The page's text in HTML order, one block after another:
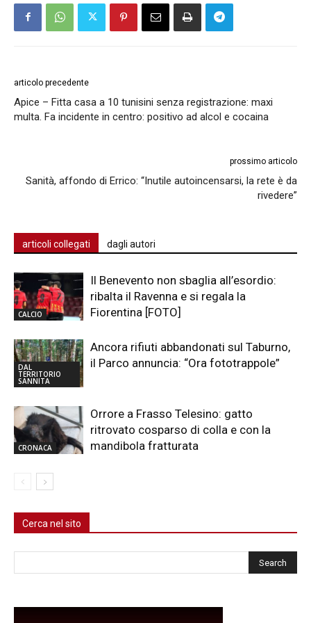
articolo precedente
Apice – Fitta casa a 10 tunisini senza registrazione: maxi
multa. Fa incidente in centro: positivo ad alcol e cocaina
prossimo articolo
Sanità, affondo di Errico: “Inutile autoincensarsi, la rete è da
rivedere”
articoli collegati dagli autori
CALCIO
Il Benevento non sbaglia all’esordio:
ribalta il Ravenna e si regala la
Fiorentina [FOTO]
DAL
TERRITORIO
SANNITA
Ancora rifiuti abbandonati sul Taburno,
il Parco annuncia: “Ora fototrappole”
CRONACA
Orrore a Frasso Telesino: gatto
ritrovato cosparso di colla e con la
mandibola fratturata
Cerca nel sito